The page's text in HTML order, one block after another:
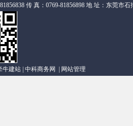
传 真：0769-81856898 地 址：东莞市
牛建站 中科商务网 网站管理